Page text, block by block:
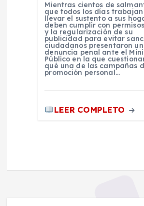
Mientras cientos de
que todos los días
llevar el sustento a sus
deben cumplir con
y la regularización de su
publicidad para evitar
ciudadanos presentaron
denuncia penal ante el
Público en la que
qué una de las campañas
promoción personal…
LEER COMPLETO